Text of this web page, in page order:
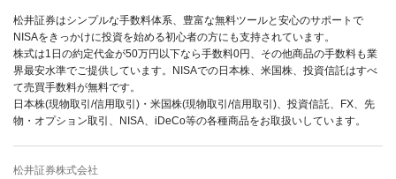
松井証券はシンプルな手数料体系、豊富な無料ツールと安心のサポートで
NISAをきっかけに投資を始める初心者の方にも支持されています。
株式は1日の約定代金が50万円以下なら手数料0円、その他商品の手数料も業
界最安水準でご提供しています。NISAでの日本株、米国株、投資信託はすべ
て売買手数料が無料です。
日本株(現物取引/信用取引)・米国株(現物取引/信用取引)、投資信託、FX、先
物・オプション取引、NISA、iDeCo等の各種商品をお取扱いしています。
松井証券株式会社